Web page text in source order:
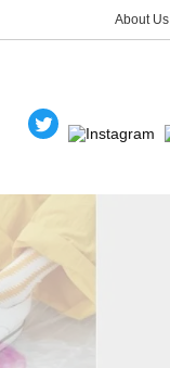
About Us
“YOUR GHOST”